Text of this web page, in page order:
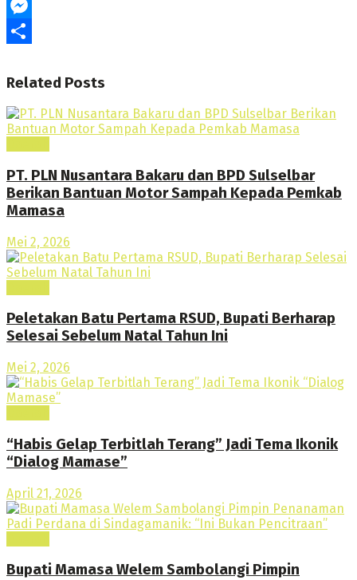
Line
Messenger
Related Posts
PT. PLN Nusantara Bakaru dan BPD Sulselbar
Berikan Bantuan Motor Sampah Kepada Pemkab
Mamasa
Mei 2, 2026
Peletakan Batu Pertama RSUD, Bupati Berharap
Selesai Sebelum Natal Tahun Ini
Mei 2, 2026
“Habis Gelap Terbitlah Terang” Jadi Tema Ikonik
“Dialog Mamase”
April 21, 2026
Bupati Mamasa Welem Sambolangi Pimpin